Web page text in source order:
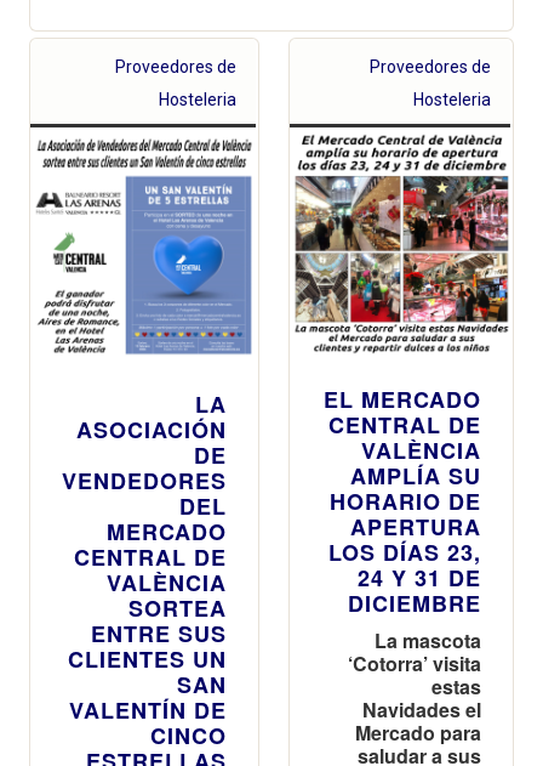
Proveedores de
Hosteleria
LA
ASOCIACIÓN
DE
VENDEDORES
DEL
MERCADO
CENTRAL DE
VALÈNCIA
SORTEA
ENTRE SUS
CLIENTES UN
SAN
VALENTÍN DE
CINCO
Proveedores de
Hosteleria
EL MERCADO
CENTRAL DE
VALÈNCIA
AMPLÍA SU
HORARIO DE
APERTURA
LOS DÍAS 23,
24 Y 31 DE
DICIEMBRE
La mascota
‘Cotorra’ visita
estas
Navidades el
Mercado para
saludar a sus